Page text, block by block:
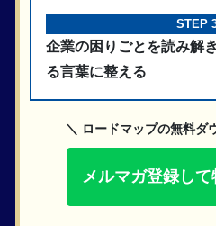
STEP
企業の困りごとを読み解
る言葉に整える
＼ ロードマップの無料ダ
メルマガ登録し